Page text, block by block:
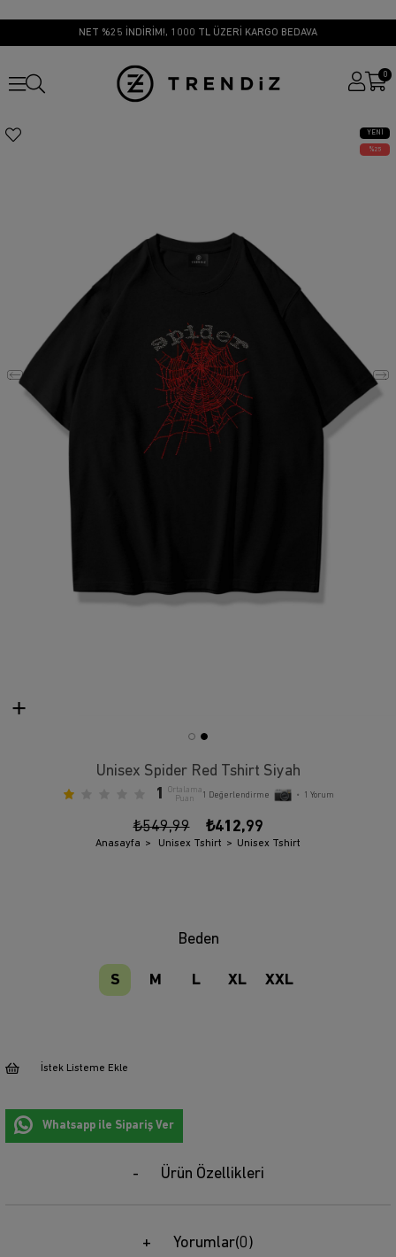
NET %25 İNDİRİM!, 1000 TL ÜZERİ KARGO BEDAVA
0
YENI
ÜRÜN
25
Unisex Spider Red Tshirt Siyah
1
Ortalama
Puan
1 Değerlendirme • 1 Yorum
₺549,99 ₺412,99
Anasayfa Unisex Tshirt Unisex Tshirt
Beden
S M L XL XXL
İstek Listeme Ekle
Whatsapp ile Sipariş Ver
Ürün Özellikleri
Yorumlar(0)